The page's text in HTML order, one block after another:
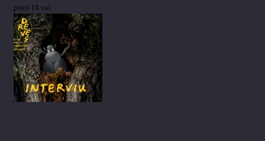
prieš 18 val